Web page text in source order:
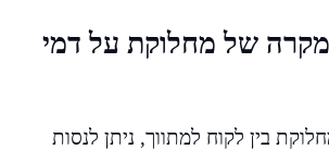
של מחלוקת על דמי
בין לקוח למתווך, ניתן לנסות